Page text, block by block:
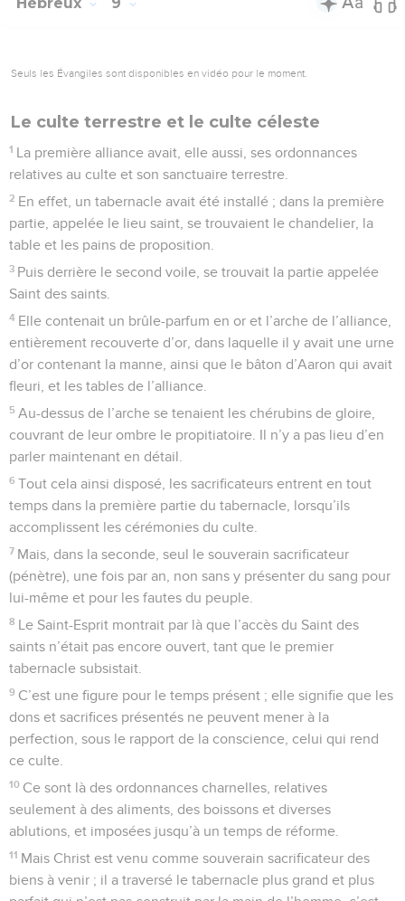
27 Et comme il est réservé aux hommes de mourir une seule
pour porter les péchés d’un grand nombre, apparaîtra une
qui l’attendent en vue de leur salut.
© Société biblique française – Bibli’O, 1978, avec autorisation. Pour vous procurer
une Bible imprimée, rendez-vous sur www.editionsbiblio.fr
Hébreux 10
Seuls les Évangiles sont disponibles en vidéo pour le moment.
1 La loi, en effet, possède une ombre des biens à venir et
non pas l’exacte représentation des réalités ; c’est pourquoi
elle ne peut jamais, par les sacrifices toujours identiques
qu’on présente perpétuellement chaque année, amener à la
perfection ceux qui s’approchent (ainsi de Dieu).
2 Sinon, n’aurait-on pas cessé d’en présenter, puisque ceux
qui rendent ce culte auraient été purifiés une fois pour
toutes et n’auraient plus eu aucune conscience de leurs
péchés ?
Mais par ces sacrifices, on rappelle chaque année le
souvenir des péchés.
4 Car il est impossible que le sang des taureaux et des boucs
ôte les péchés.
5 C’est pourquoi, en entrant dans le monde, (le Christ) dit :
Tu n’as voulu ni sacrifice, ni offrande ; Mais tu m’as formé un
corps.
6 Tu n’as agréé ni holocaustes, ni sacrifices pour le péché.
7 Alors j’ai dit : Voici : je viens, – Dans le rouleau du livre il
est écrit à mon sujet – Pour faire, ô Dieu, ta volonté.
8 Il dit d’abord : Tu n’as voulu et tu n’as agréé ni sacrifices, ni
offrandes, ni holocaustes, ni sacrifices pour le péché qui
cependant sont offerts selon la loi.
9
Puis il dit : Voici : je viens pour faire ta volonté. Il abolit
donc le premier (culte) pour en établir un second.